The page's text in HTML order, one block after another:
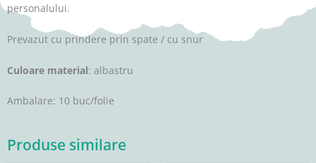
personalului.
Prevazut cu prindere prin spate / cu snur
Culoare material: albastru
Ambalare: 10 buc/folie
Produse similare